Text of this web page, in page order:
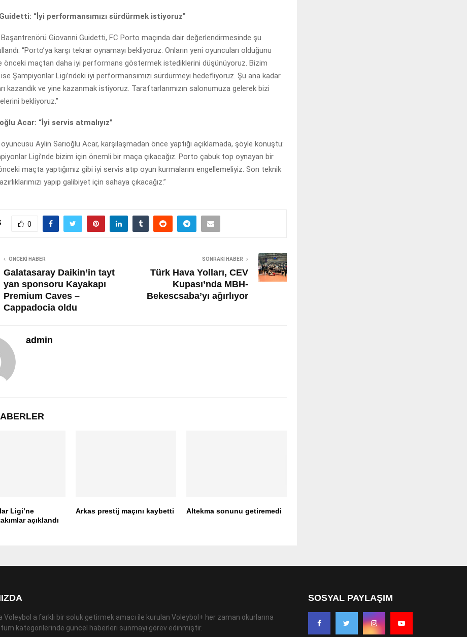
“İyi performansımızı sürdürmek istiyoruz”
Başantrenörü Giovanni Guidetti, FC Porto maçında dair değerlendirmesinde şu
“Porto’ya karşı tekrar oynamayı bekliyoruz. Onların yeni oyuncuları olduğunu
önceki maçtan daha iyi performans göstermek istediklerini düşünüyoruz. Bizim
ise Şampiyonlar Ligi’ndeki iyi performansımızı sürdürmeyi hedefliyoruz. Şu ana kadar
kazandık ve yine kazanmak istiyoruz. Taraftarlarımızın salonumuza gelerek bizi
bekliyoruz.”
Acar: “İyi servis atmalıyız”
Aylin Sarıoğlu Acar, karşılaşmadan önce yaptığı açıklamada, şöyle konuştu:
Ligi’nde bizim için önemli bir maça çıkacağız. Porto çabuk top oynayan bir
maçta yaptığımız gibi iyi servis atıp oyun kurmalarını engellemeliyiz. Son teknik
yapıp galibiyet için sahaya çıkacağız.”
0
ÖNCEKI HABER
Galatasaray Daikin’in tayt
yan sponsoru Kayakapı
Premium Caves –
Cappadocia oldu
SONRAKI HABER
Türk Hava Yolları, CEV
Kupası’nda MBH-
Bekescsaba’yı ağırlıyor
admin
Ligi’ne
açıklandı
Arkas prestij maçını kaybetti Altekma sonunu getiremedi
Voleybol a farklı bir soluk getirmek amacı ile kurulan Voleybol+ her zaman okurlarına
kategorilerinde güncel haberleri sunmayı görev edinmiştir.
SOSYAL PAYLAŞIM